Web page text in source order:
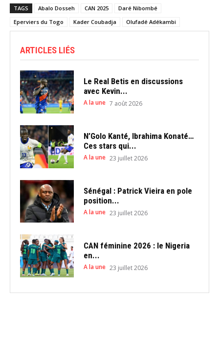
TAGS Abalo Dosseh CAN 2025
Daré Nibombé
Eperviers du Togo
Kader Coubadja Olufadé Adékambi
ARTICLES LIÉS
Le Real Betis en discussions
avec Kevin...
A la une 7 août 2026
N’Golo Kanté, Ibrahima Konaté…
Ces stars qui...
A la une 23 juillet 2026
Sénégal : Patrick Vieira en pole
position...
A la une 23 juillet 2026
CAN féminine 2026 : le Nigeria
en...
A la une 23 juillet 2026